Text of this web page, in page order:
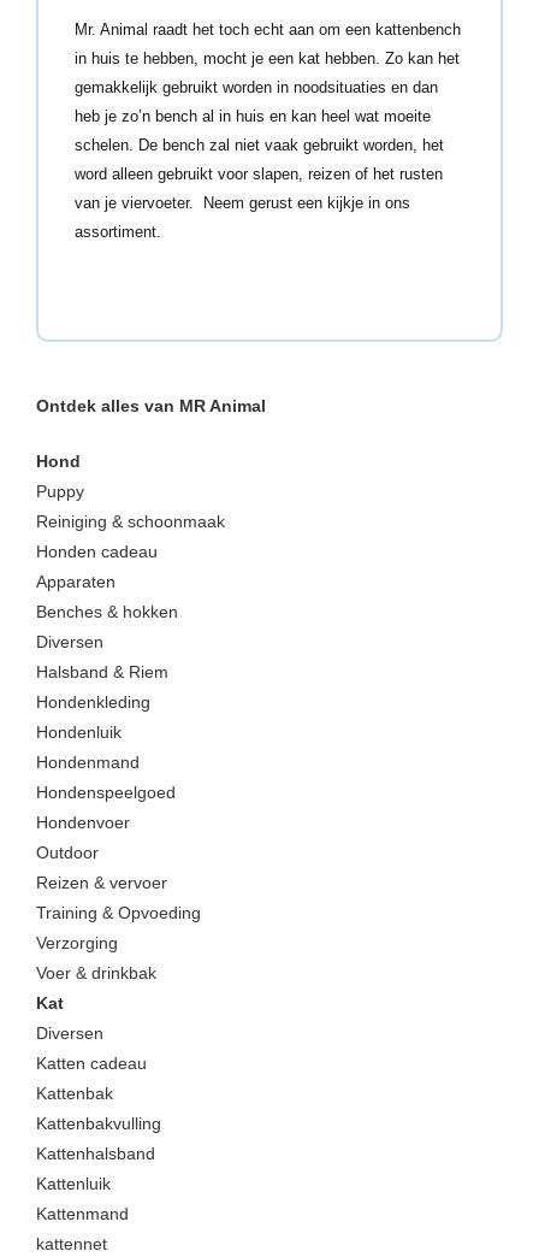
Mr. Animal raadt het toch echt aan om een kattenbench
in huis te hebben, mocht je een kat hebben. Zo kan het
gemakkelijk gebruikt worden in noodsituaties en dan
heb je zo’n bench al in huis en kan heel wat moeite
schelen. De bench zal niet vaak gebruikt worden, het
word alleen gebruikt voor slapen, reizen of het rusten
van je viervoeter. Neem gerust een kijkje in ons
assortiment.
Ontdek alles van MR Animal
Hond
Puppy
Reiniging & schoonmaak
Honden cadeau
Apparaten
Benches & hokken
Diversen
Halsband & Riem
Hondenkleding
Hondenluik
Hondenmand
Hondenspeelgoed
Hondenvoer
Outdoor
Reizen & vervoer
Training & Opvoeding
Verzorging
Voer & drinkbak
Kat
Diversen
Katten cadeau
Kattenbak
Kattenbakvulling
Kattenhalsband
Kattenluik
Kattenmand
kattennet